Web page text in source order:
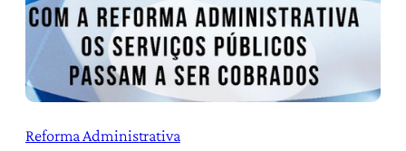
Reforma Administrativa